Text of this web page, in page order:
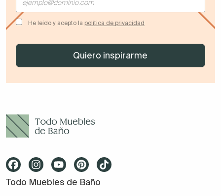
He leído y acepto la política de privacidad
Todo Muebles de Baño